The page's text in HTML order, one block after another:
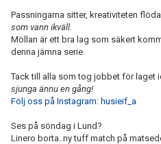
Passningarna sitter, kreativiteten
som vann ikväll.
Möllan är ett bra lag som säkert
denna jämna serie.
Tack till alla som tog jobbet för laget
sjunga ännu en gång!
Följ oss på Instagram: husieif_a
Ses på söndag i Lund?
Linero borta..ny tuff match på